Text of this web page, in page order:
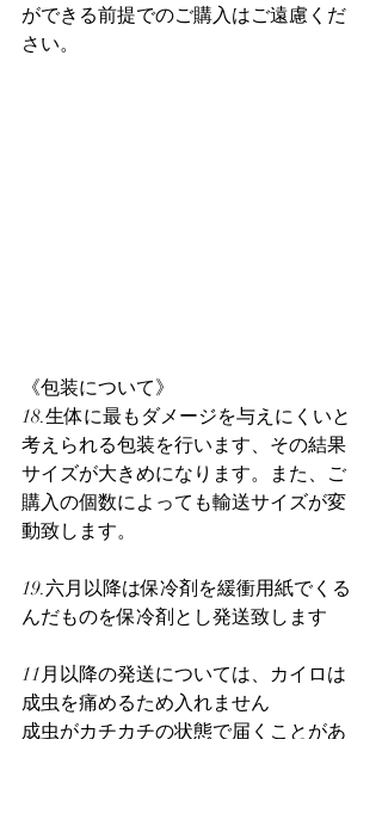
ができる前提でのご購入はご遠慮くだ
さい。
《包装について》
18.生体に最もダメージを与えにくいと
考えられる包装を行います、その結果
サイズが大きめになります。また、ご
購入の個数によっても輸送サイズが変
動致します。
19.六月以降は保冷剤を緩衝用紙でくる
んだものを保冷剤とし発送致します
11月以降の発送については、カイロは
成虫を痛めるため入れません
成虫がカチカチの状態で届くことがあ